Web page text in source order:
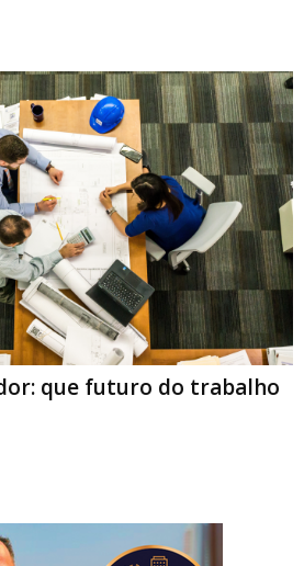
que futuro do trabalho